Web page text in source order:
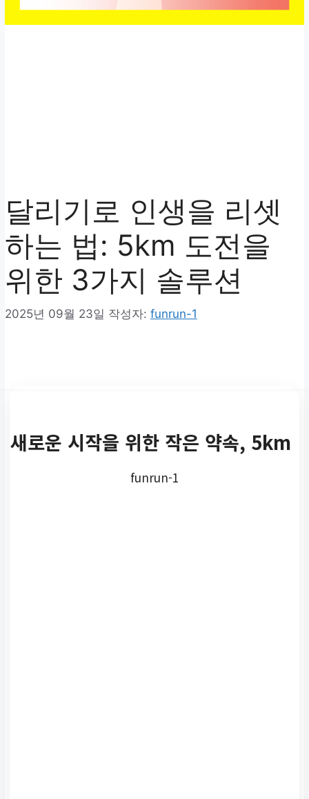
달리기로 인생을 리셋
하는 법: 5km 도전을
위한 3가지 솔루션
2025년 09월 23일 작성자: funrun-1
새로운 시작을 위한 작은 약속, 5km
funrun-1